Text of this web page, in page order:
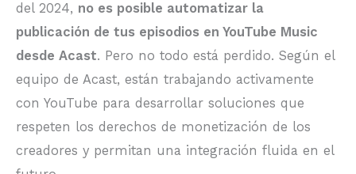
del 2024, no es posible automatizar la
publicación de tus episodios en YouTube Music
desde Acast. Pero no todo está perdido. Según el
equipo de Acast, están trabajando activamente
con YouTube para desarrollar soluciones que
respeten los derechos de monetización de los
creadores y permitan una integración fluida en el